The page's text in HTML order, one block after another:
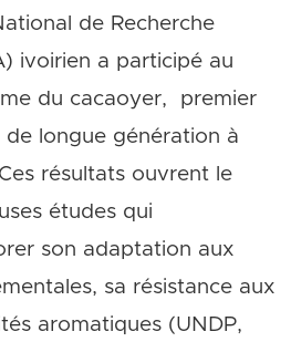
de Recherche
ivoirien a participé au
du cacaoyer, premier
longue génération à
résultats ouvrent le
études qui
son adaptation aux
sa résistance aux
aromatiques (UNDP,